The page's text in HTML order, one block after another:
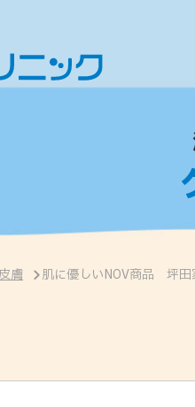
皮膚 肌に優しいNOV商品 坪田